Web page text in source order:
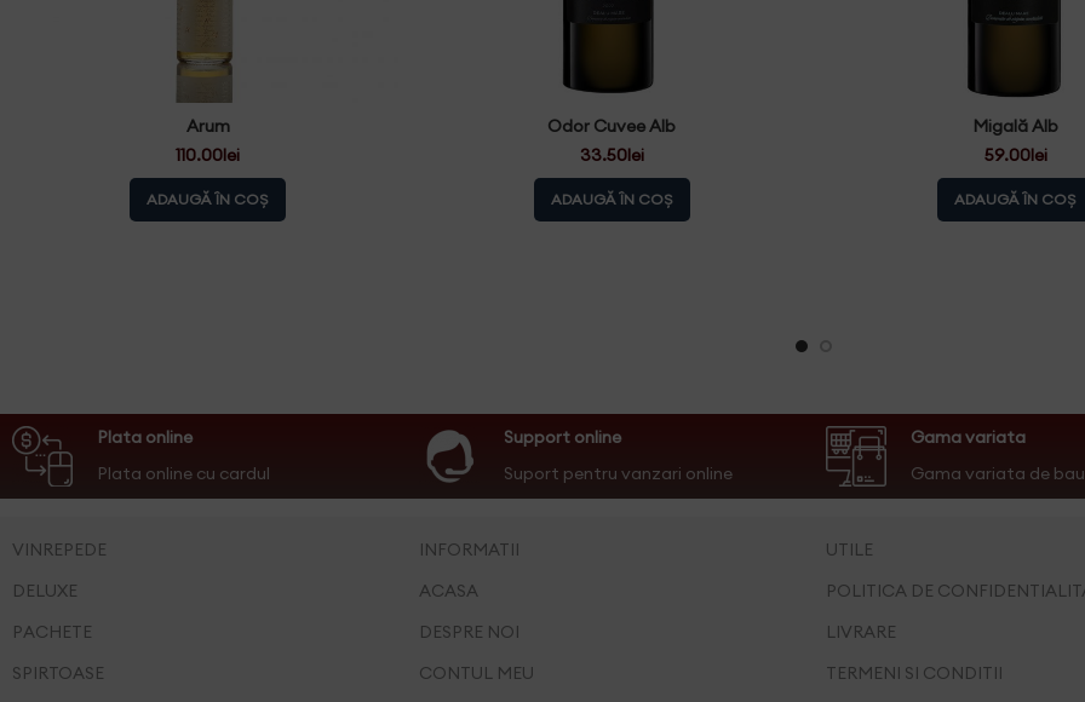
Arum
110.00lei
ADAUGĂ ÎN COȘ
Odor Cuvee Alb
33.50lei
ADAUGĂ ÎN COȘ
Migală Alb
59.00lei
ADAUGĂ ÎN COȘ
Plata online
Plata online cu cardul
Support online
Suport pentru vanzari online
Gama variata
Gama variata de
VINREPEDE
DELUXE
PACHETE
SPIRTOASE
INFORMATII
ACASA
DESPRE NOI
CONTUL MEU
UTILE
POLITICA DE
LIVRARE
TERMENI SI CONDITII